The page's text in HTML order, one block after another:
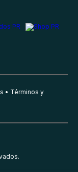
Términos y